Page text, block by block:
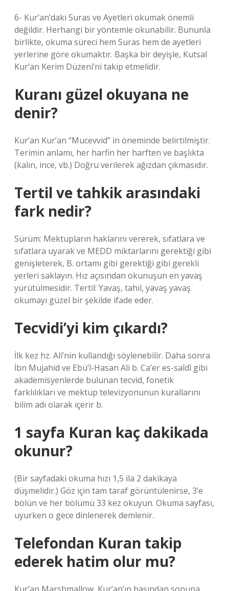
6- Kur’an’daki Suras ve Ayetleri okumak önemli
değildir. Herhangi bir yöntemle okunabilir. Bununla
birlikte, okuma süreci hem Suras hem de ayetleri
yerlerine göre okumaktır. Başka bir deyişle, Kutsal
Kur’an Kerim Düzeni’ni takip etmelidir.
Kuranı güzel okuyana ne
denir?
Kur’an Kur’an “Mucevvid” in öneminde belirtilmiştir.
Terimin anlamı, her harfin her harften ve başlıkta
(kalın, ince, vb.) Doğru verilerek ağızdan çıkmasıdır.
Tertil ve tahkik arasındaki
fark nedir?
Sürüm: Mektupların haklarını vererek, sıfatlara ve
sıfatlara uyarak ve MEDD miktarlarını gerektiği gibi
genişleterek, B. ortamı gibi gerektiği gibi gerekli
yerleri saklayın. Hız açısından okunuşun en yavaş
yürütülmesidir. Tertil: Yavaş, tahıl, yavaş yavaş
okumayı güzel bir şekilde ifade eder.
Tecvidi’yi kim çıkardı?
İlk kez hz. Ali’nin kullandığı söylenebilir. Daha sonra
İbn Mujahid ve Ebü’l-Hasan Ali b. Ca’er es-saîdî gibi
akademisyenlerde bulunan tecvid, fonetik
farklılıkları ve mektup televizyonunun kurallarını
bilim adı olarak içerir b.
1 sayfa Kuran kaç dakikada
okunur?
(Bir sayfadaki okuma hızı 1,5 ila 2 dakikaya
düşmelidir.) Göz için tam taraf görüntülenirse, 3’e
bölün ve her bölümü 33 kez okuyun. Okuma sayfası,
uyurken o gece dinlenerek demlenir.
Telefondan Kuran takip
ederek hatim olur mu?